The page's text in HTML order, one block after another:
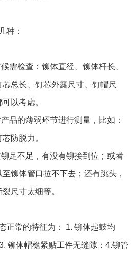
种：
需检查：铆体直径、铆体杆长、
总长、钉芯外露尺寸、钉帽尺
以考虑。
品的薄弱环节进行测量，比如：
防脱力。
足不足，有没有铆接到位；或者
铆体管口拉不下去；还有跳头，
尺寸太细等。
常的特征为： 1. 铆体起鼓均
铆体帽檐紧贴工件无缝隙；4.铆管